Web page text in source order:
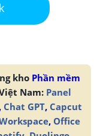
kho Phần mềm
Nam: Panel
, Chat GPT, Capcut
, Office